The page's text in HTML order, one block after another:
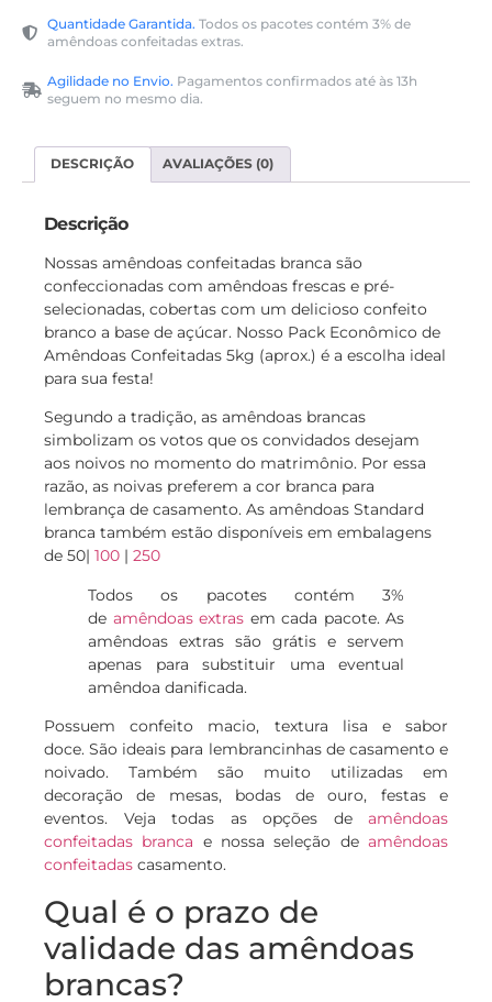
Quantidade Garantida. Todos os pacotes contém 3% de
amêndoas confeitadas extras.
Agilidade no Envio. Pagamentos confirmados até às 13h
seguem no mesmo dia.
DESCRIÇÃO AVALIAÇÕES (0)
Descrição
Nossas amêndoas confeitadas branca são
confeccionadas com amêndoas frescas e pré-
selecionadas, cobertas com um delicioso confeito
branco a base de açúcar. Nosso Pack Econômico de
Amêndoas Confeitadas 5kg (aprox.) é a escolha ideal
para sua festa!
Segundo a tradição, as amêndoas brancas
simbolizam os votos que os convidados desejam
aos noivos no momento do matrimônio. Por essa
razão, as noivas preferem a cor branca para
lembrança de casamento. As amêndoas Standard
branca também estão disponíveis em embalagens
de 50| 100 | 250
Todos os pacotes contém 3%
de amêndoas extras em cada pacote. As
amêndoas extras são grátis e servem
apenas para substituir uma eventual
amêndoa danificada.
Possuem confeito macio, textura lisa e sabor
doce. São ideais para lembrancinhas de casamento e
noivado. Também são muito utilizadas em
decoração de mesas, bodas de ouro, festas e
eventos. Veja todas as opções de amêndoas
confeitadas branca e nossa seleção deamêndoas
confeitadas casamento.
Qual é o prazo de
validade das amêndoas
brancas?